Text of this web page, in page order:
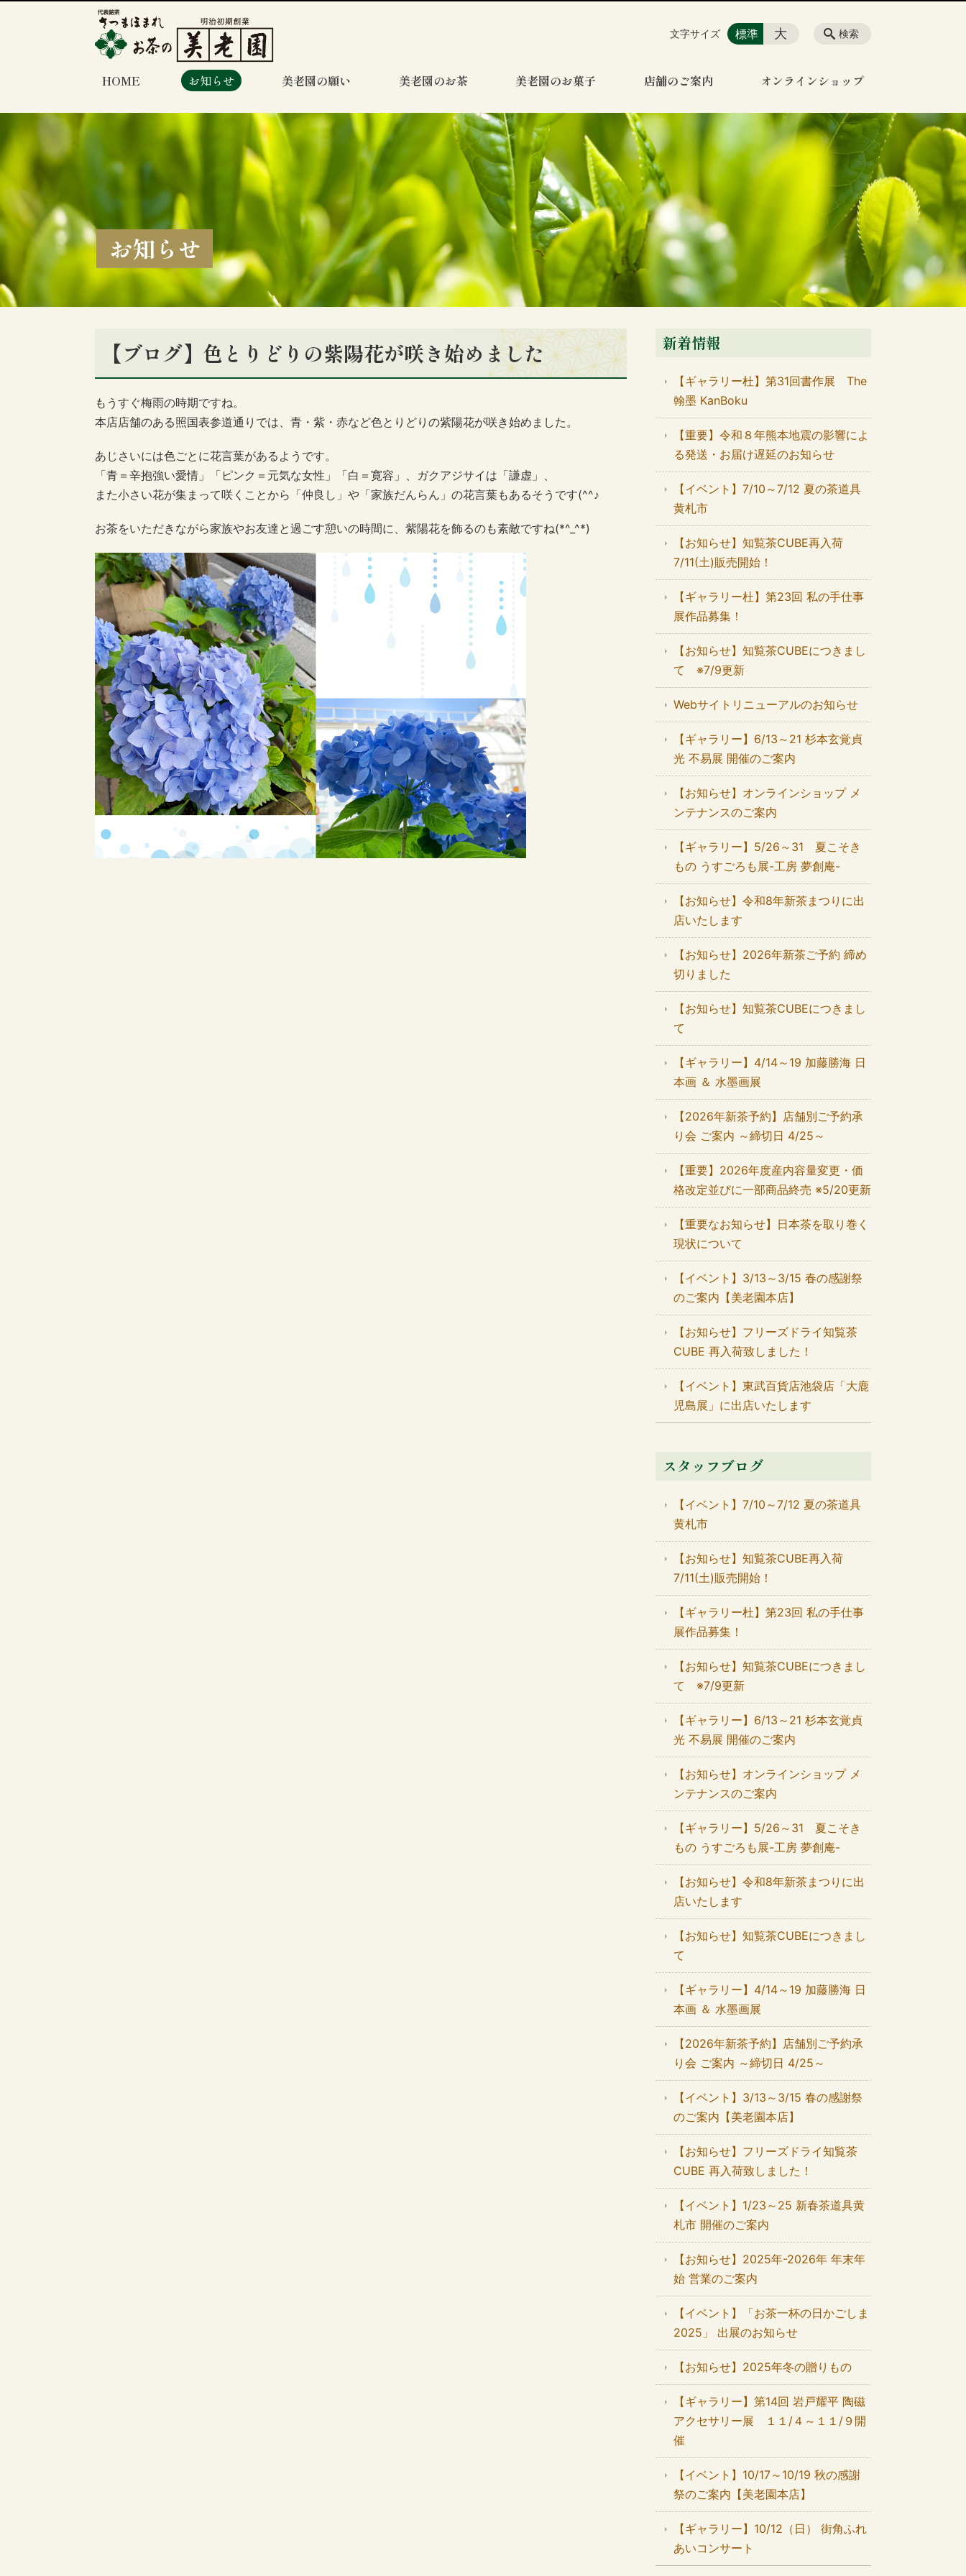
HOME お知らせ 美老園の願い 美老園のお茶 美老園のお菓子 店舗のご案内 オンラインショップ
検索
文字サイズ 標準 大
お知らせ
【ブログ】色とりどりの紫陽花が咲き始めました
もうすぐ梅雨の時期ですね。
本店店舗のある照国表参道通りでは、青・紫・赤など色とりどりの紫陽花が咲き始めました。
あじさいには色ごとに花言葉があるようです。
「青＝辛抱強い愛情」「ピンク＝元気な女性」「白＝寛容」、ガクアジサイは「謙虚」、
また小さい花が集まって咲くことから 「仲良し」や「家族だんらん」の花言葉もあるそうです(^^♪
お茶をいただきながら家族やお友達と過ごす憩いの時間に、紫陽花を飾るのも素敵ですね(*^_^*)
新着情報
【ギャラリー杜】第31回書作展 The
翰墨 KanBoku
【重要】令和８年熊本地震の影響によ
る発送・お届け遅延のお知らせ
【イベント】7/10～7/12 夏の茶道具
黄札市
【お知らせ】知覧茶CUBE再入荷
7/11(土)販売開始！
【ギャラリー杜】第23回 私の手仕事
展作品募集！
【お知らせ】知覧茶CUBEにつきまし
て ※7/9更新
Webサイトリニューアルのお知らせ
【ギャラリー】6/13～21 杉本玄覚貞
光 不易展 開催のご案内
【お知らせ】オンラインショップ メ
ンテナンスのご案内
【ギャラリー】5/26～31 夏こそき
もの うすごろも展-工房 夢創庵-
【お知らせ】令和8年新茶まつりに出
店いたします
【お知らせ】2026年新茶ご予約 締め
切りました
【お知らせ】知覧茶CUBEにつきまし
て
【ギャラリー】4/14～19 加藤勝海 日
本画 ＆ 水墨画展
【2026年新茶予約】店舗別ご予約承
り会 ご案内 ～締切日 4/25～
【重要】2026年度産内容量変更・価
格改定並びに一部商品終売 ※5/20更新
【重要なお知らせ】日本茶を取り巻く
現状について
【イベント】3/13～3/15 春の感謝祭
のご案内【美老園本店】
【お知らせ】フリーズドライ知覧茶
CUBE 再入荷致しました！
【イベント】東武百貨店池袋店「大鹿
児島展」に出店いたします
スタッフブログ
【イベント】7/10～7/12 夏の茶道具
黄札市
【お知らせ】知覧茶CUBE再入荷
7/11(土)販売開始！
【ギャラリー杜】第23回 私の手仕事
展作品募集！
【お知らせ】知覧茶CUBEにつきまし
て ※7/9更新
【ギャラリー】6/13～21 杉本玄覚貞
光 不易展 開催のご案内
【お知らせ】オンラインショップ メ
ンテナンスのご案内
【ギャラリー】5/26～31 夏こそき
もの うすごろも展-工房 夢創庵-
【お知らせ】令和8年新茶まつりに出
店いたします
【お知らせ】知覧茶CUBEにつきまし
て
【ギャラリー】4/14～19 加藤勝海 日
本画 ＆ 水墨画展
【2026年新茶予約】店舗別ご予約承
り会 ご案内 ～締切日 4/25～
【イベント】3/13～3/15 春の感謝祭
のご案内【美老園本店】
【お知らせ】フリーズドライ知覧茶
CUBE 再入荷致しました！
【イベント】1/23～25 新春茶道具黄
札市 開催のご案内
【お知らせ】2025年-2026年 年末年
始 営業のご案内
【イベント】「お茶一杯の日かごしま
2025」 出展のお知らせ
【お知らせ】2025年冬の贈りもの
【ギャラリー】第14回 岩戸耀平 陶磁
アクセサリー展 １１/４～１１/９開
催
【イベント】10/17～10/19 秋の感謝
祭のご案内【美老園本店】
【ギャラリー】10/12（日） 街角ふれ
あいコンサート